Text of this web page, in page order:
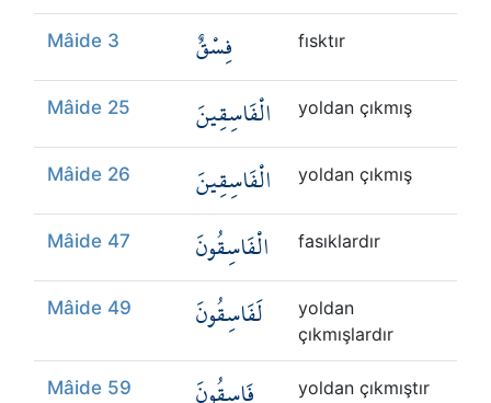
Mâide 3 فِسْقٌ fısktır
Mâide 25 الْفَاسِقِينَ yoldan çıkmış
Mâide 26 الْفَاسِقِينَ yoldan çıkmış
Mâide 47 الْفَاسِقُونَ fasıklardır
Mâide 49 لَفَاسِقُونَ
yoldan
çıkmışlardır
Mâide 59 yoldan çıkmıştır